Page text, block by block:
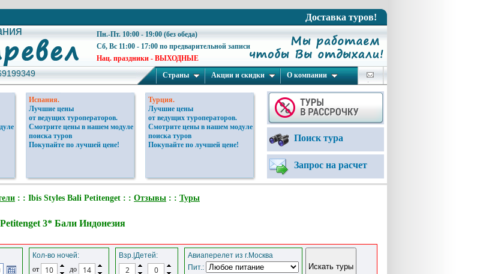
Доставка туров!
Пн.-Пт. 10:00 - 19:00 (без обеда)
Сб, Вс 11:00 - 17:00 по предварительной записи
Нац. праздники - ВЫХОДНЫЕ
Страны Акции и скидки О компании
Испания.
Лучшие цены
от ведущих туроператоров.
Смотрите цены в нашем модуле
поиска туров
Покупайте по лучшей цене!
Турция.
Лучшие цены
от ведущих туроператоров.
Смотрите цены в нашем модуле
поиска туров
Покупайте по лучшей цене!
Поиск тура
Запрос на расчет
: : Ibis Styles Bali Petitenget : : Отзывы : : Туры
3* Бали Индонезия
Кол-во ночей:
от
до
Взр.|Детей:
Авиаперелет из г.Москва
Пит.: